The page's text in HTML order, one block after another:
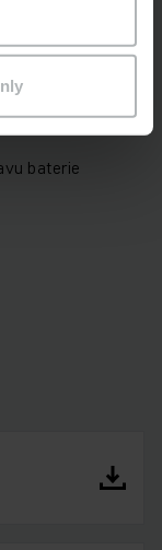
baterie